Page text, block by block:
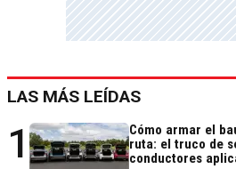
LAS MÁS LEÍDAS
1
Cómo armar el
ruta: el truco de
conductores